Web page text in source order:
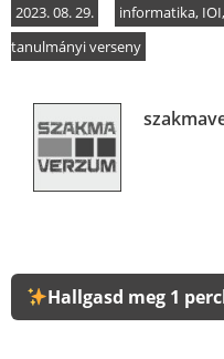
2023. 08. 29. informatika, IOI,
tanulmányi verseny
Hallgasd meg 1